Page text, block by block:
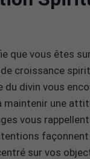
que vous êtes
croissance
du divin vous
une
vous
sur vos